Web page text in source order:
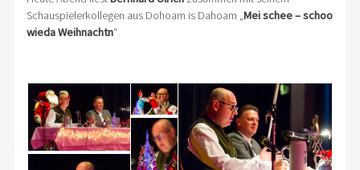
Schauspielerkollegen aus Dohoam is Dahoam „Mei schee – schoo
wieda Weihnachtn“